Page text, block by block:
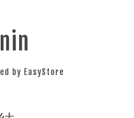
by EasyStore